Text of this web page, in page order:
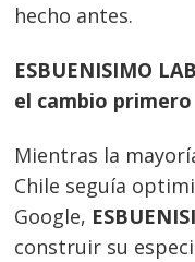
hecho antes.
ESBUENISIMO
el cambio primero
Mientras la
Chile seguía
Google,
construir su